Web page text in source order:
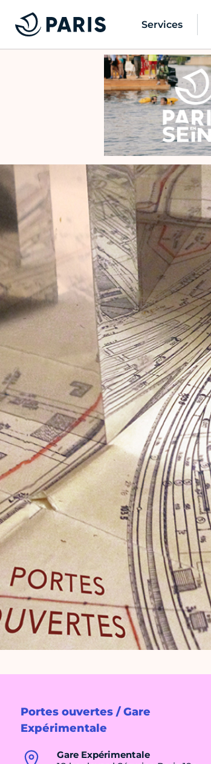
Services
Portes ouvertes / Gare
Expérimentale
Gare Expérimentale